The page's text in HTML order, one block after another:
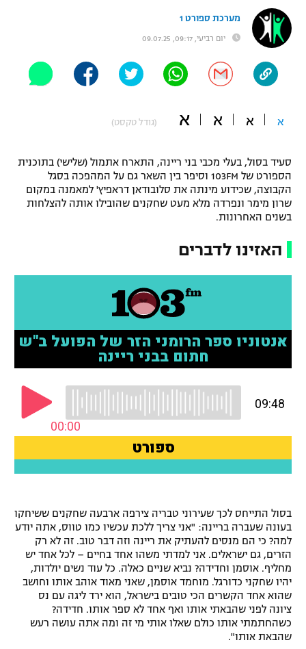
"מעל הליגה" – פודקאסט
תקנון עבור פעילות אלקטרה
תקנון עבור פעילות ספורט 1 – "מרלן"
גיימינג E-Sports
תנאי שימוש
רשיון להקרנה פומבית לבית עסק
הצטרפות לחבילת הערוצים
תגיות
בני יהודה
היאבקות WWE
אופניים
פוטבול אמריקאי NFL
בייסבול MLB
מערכת ספורט 1
יום רביעי, 09:17, 09.07.25
א א א א (גודל טקסט)
סעיד בסול, בעלי מכבי בני ריינה, התארח אתמול (שלישי) בתוכנית
הספורט של 103FM וסיפר בין השאר גם על המהפכה בסגל
הקבוצה, שכידוע מינתה את סלובודאן דראפיץ' למאמנה במקום
שרון מימר ונפרדה מלא מעט שחקנים שהובילו אותה להצלחות
בשנים האחרונות.
האזינו לדברים
בסול התייחס לכך שעירוני טבריה צירפה ארבעה שחקנים ששיחקו
בעונה שעברה בריינה: "אני צריך ללכת עכשיו כמו טווס, אתה יודע
למה? כי הם מנסים להעתיק את ריינה וזה דבר טוב. זה לא רק
הזרים, גם ישראלים. אני למדתי משהו אחד בחיים – לכל אחד יש
מחליף. אוסמן וחדידה? נביא שניים כאלה. כל עוד נשים יולדות,
יהיו שחקני כדורגל. מוחמד אוסמן, שאני מאוד אוהב אותו וחושב
שהוא אחד הקשרים הכי טובים בישראל, הוא ירד ליגה עם נס
ציונה לפני שהבאתי אותו ואף אחד לא ספר אותו. חדידה?
כשהחתמתי אותו כולם שאלו אותי מי זה ומה אתה עושה רעש
שהבאת אותו".